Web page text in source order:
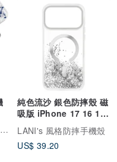
純色流沙 銀色防摔殼 磁
吸版 iPhone 17 16 15
14 13 Pro Max
LANI's 風格防摔手機殼
US$ 39.20